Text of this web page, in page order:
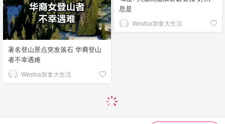
著名登山景点突发落石 华裔登山
者不幸遇难
Westca加拿大生活
息是
Westca加拿大生活